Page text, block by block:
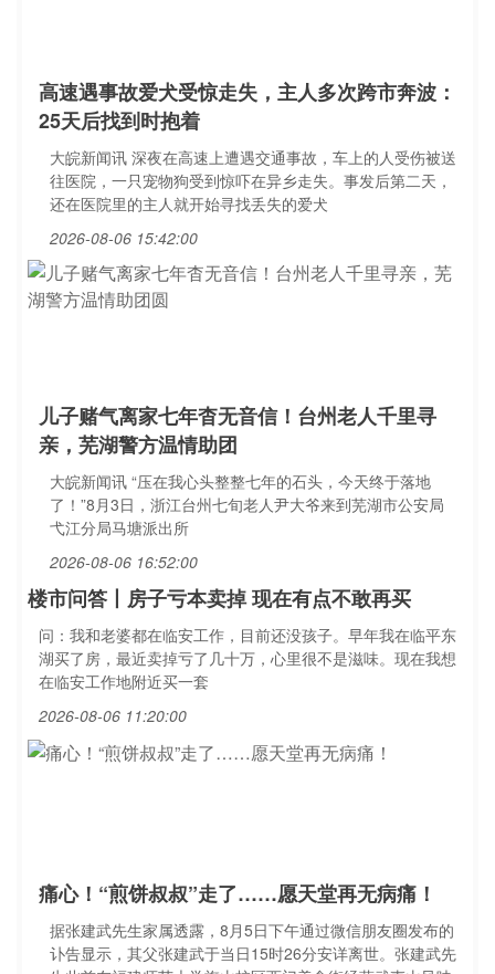
高速遇事故爱犬受惊走失，主人多次跨市奔波：
25天后找到时抱着
大皖新闻讯 深夜在高速上遭遇交通事故，车上的人受伤被送
往医院，一只宠物狗受到惊吓在异乡走失。事发后第二天，
还在医院里的主人就开始寻找丢失的爱犬
2026-08-06 15:42:00
儿子赌气离家七年杳无音信！台州老人千里寻
亲，芜湖警方温情助团
大皖新闻讯 “压在我心头整整七年的石头，今天终于落地
了！”8月3日，浙江台州七旬老人尹大爷来到芜湖市公安局
弋江分局马塘派出所
2026-08-06 16:52:00
楼市问答丨房子亏本卖掉 现在有点不敢再买
问：我和老婆都在临安工作，目前还没孩子。早年我在临平东
湖买了房，最近卖掉亏了几十万，心里很不是滋味。现在我想
在临安工作地附近买一套
2026-08-06 11:20:00
痛心！“煎饼叔叔”走了……愿天堂再无病痛！
据张建武先生家属透露，8月5日下午通过微信朋友圈发布的
讣告显示，其父张建武于当日15时26分安详离世。张建武先